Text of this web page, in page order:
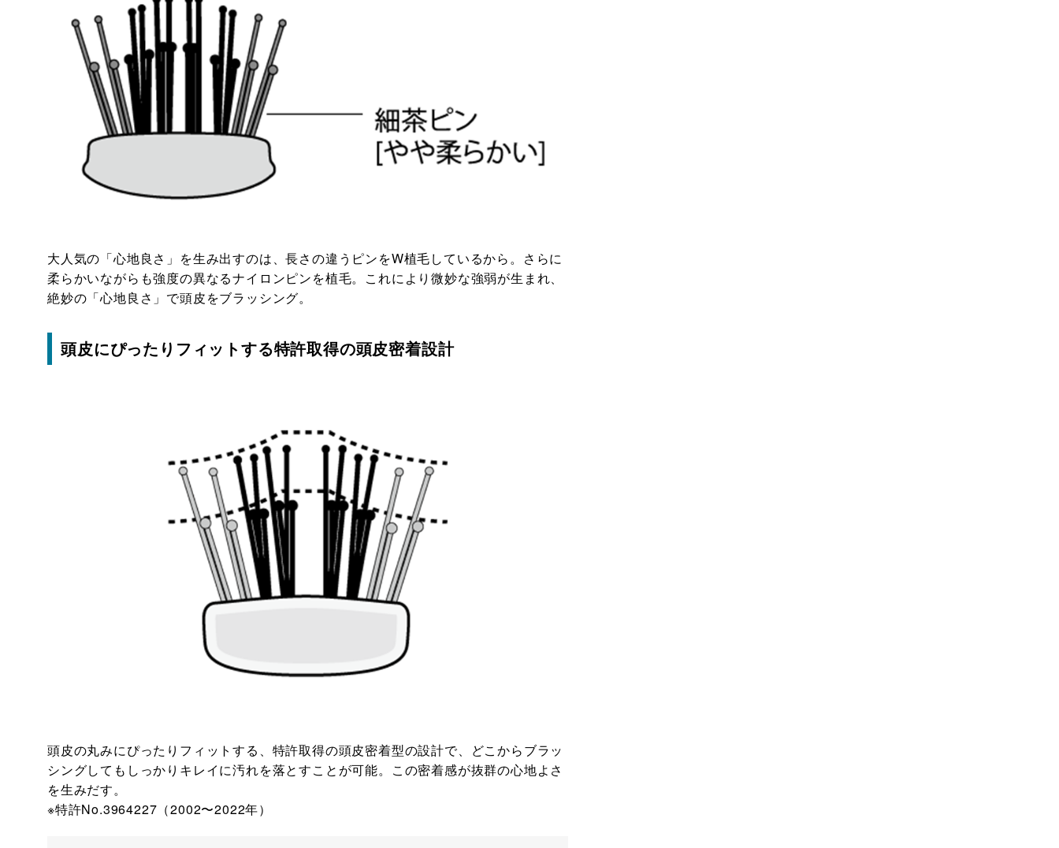
大人気の「心地良さ」を生み出すのは、長さの違うピンをW植毛しているから。さらに
柔らかいながらも強度の異なるナイロンピンを植毛。これにより微妙な強弱が生まれ、
絶妙の「心地良さ」で頭皮をブラッシング。
頭皮にぴったりフィットする特許取得の頭皮密着設計
頭皮の丸みにぴったりフィットする、特許取得の頭皮密着型の設計で、どこからブラッ
シングしてもしっかりキレイに汚れを落とすことが可能。この密着感が抜群の心地よさ
を生みだす。
※特許No.3964227（2002〜2022年）